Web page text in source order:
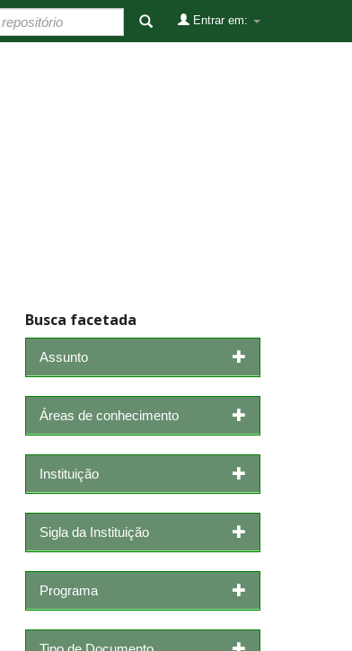
Entrar em:
Busca facetada
Assunto
Áreas de conhecimento
Instituição
Sigla da Instituição
Programa